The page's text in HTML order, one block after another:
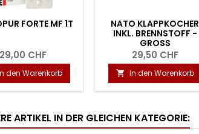
FORTE MF 1T
29,00 CHF
den Warenkorb
NATO KLAPPKOCHER
INKL. BRENNSTOFF -
GROSS
29,50 CHF
 In den Warenkorb
ARTIKEL IN DER GLEICHEN KATEGORIE: